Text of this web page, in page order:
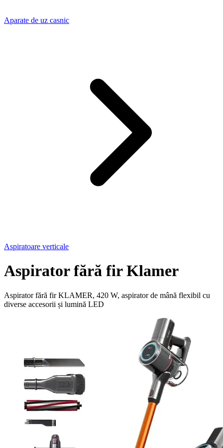
Aparate de uz casnic
Aspiratoare verticale
Aspirator fără fir Klamer
Aspirator fără fir KLAMER, 420 W, aspirator de mână flexibil cu
diverse accesorii și lumină LED